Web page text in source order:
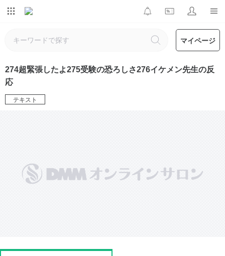
マイページ
274超緊張したよ275受験の恐ろしさ276イケメン先生の反
応
テキスト